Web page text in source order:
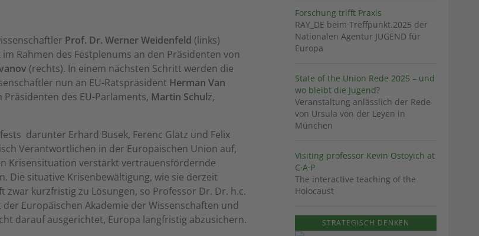
Prof. Dr. Werner Weidenfeld (links)
Rahmen des Festplenums an den Präsidenten von
(rechts). In einem nächsten Schritt werden die
nun an EU-Ratspräsident Herman Van
Präsidenten des EU-Parlaments, Martin Schulz,
 darunter Erhard Busek, Ferenc Glatz und Felix
Verantwortlichen in der Europäischen Union auf,
Krisensituation verstärkt vertrauensfördernde
Die situative Krisenbewältigung, wie sie derzeit
kurzfristig zu Lösungen, so Professor Dr. Dr. h.c.
der Europäischen Akademie der Wissenschaften und
darauf ausgerichtet, Europa langfristig abzusichern.
Forschung trifft Praxis
RAY_DE beim Treffpunkt.2025 der
Nationalen Agentur JUGEND für
Europa
State of the Union Rede 2025 – und
wo bleibt die Jugend?
Veranstaltung anlässlich der Rede
von Ursula von der Leyen in
München
Visiting professor Kevin Ostoyich at
C·A·P
The interactive teaching of the
Holocaust
STRATEGISCH DENKEN